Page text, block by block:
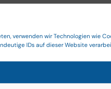
verwenden wir Technologien wie
IDs auf dieser Website